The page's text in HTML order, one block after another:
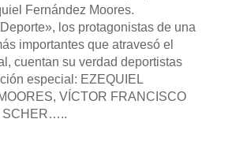
Fernández Moores.
los protagonistas de una
importantes que atravesó el
cuentan su verdad deportistas
especial: EZEQUIEL
VÍCTOR FRANCISCO
SCHER…..